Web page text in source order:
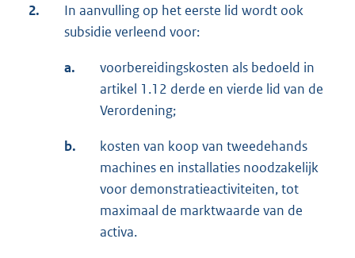
2.
In aanvulling op het eerste lid wordt ook
subsidie verleend voor:
a.
voorbereidingskosten als bedoeld in
artikel 1.12 derde en vierde lid van de
Verordening;
b.
kosten van koop van tweedehands
machines en installaties noodzakelijk
voor demonstratieactiviteiten, tot
maximaal de marktwaarde van de
activa.